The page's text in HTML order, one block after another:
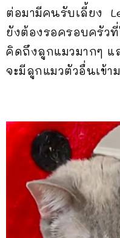
ต่อมามีคนรับเลี้ยง
ยังต้องรอครอบครัว
คิดถึงลูกแมวมากๆ แ
จะมีลูกแมวตัวอื่นเข้า